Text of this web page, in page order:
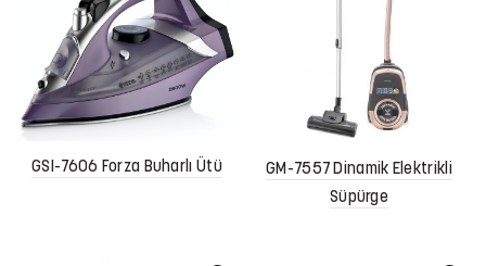
GSI-7606 Forza Buharlı Ütü
GM-7557 Dinamik Elektrikli
Süpürge